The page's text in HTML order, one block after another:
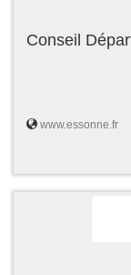
Conseil
www.essonne.fr